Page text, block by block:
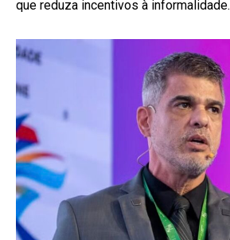
que reduza incentivos à informalidade.